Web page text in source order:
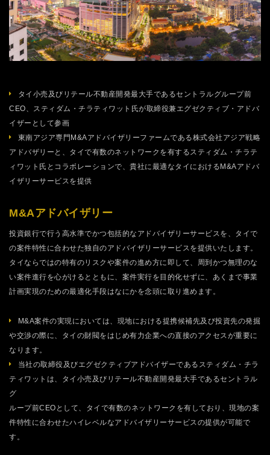
タイ小売及びリテール不動産開発最大手であるセントラルグループ前
CEO、スティダム・チラティワット氏が取締役兼エグゼクティブ・アドバ
イザーとして参画
東南アジア専門M&Aアドバイザリーファームである株式会社アジア戦略
アドバザリーと、タイで有数のネットワークを有するスティダム・チラテ
ィワット氏とコラボレーションで、貴社に最適なタイにおけるM&Aアドバ
イザリーサービスを提供
M&Aアドバイザリー
投資銀行で行う高水準でかつ包括的なアドバイザリーサービスを、タイで
の案件特性に合わせた独自のアドバイザリーサービスを提供いたします。
タイならではの特有のリスクや案件の進め方に即して、周到かつ無理のな
い案件進行を心がけるとともに、案件実行を目的化せずに、あくまで事業
計画実現のための最適化手段はなにかを念頭に取り進めます。
M&A案件の実現においては、現地における提携候補先及び投資先の発掘
や交渉の際に、タイの財閥をはじめ有力企業への直接のアクセスが重要に
なります。
当社の取締役及びエグゼクティブアドバイザーであるスティダム・チラ
ティワットは、タイ小売及びリテール不動産開発最大手であるセントラル
グ
ループ前CEOとして、タイで有数のネットワークを有しており、現地の案
件特性に合わせたハイレベルなアドバイザリーサービスの提供が可能で
す。